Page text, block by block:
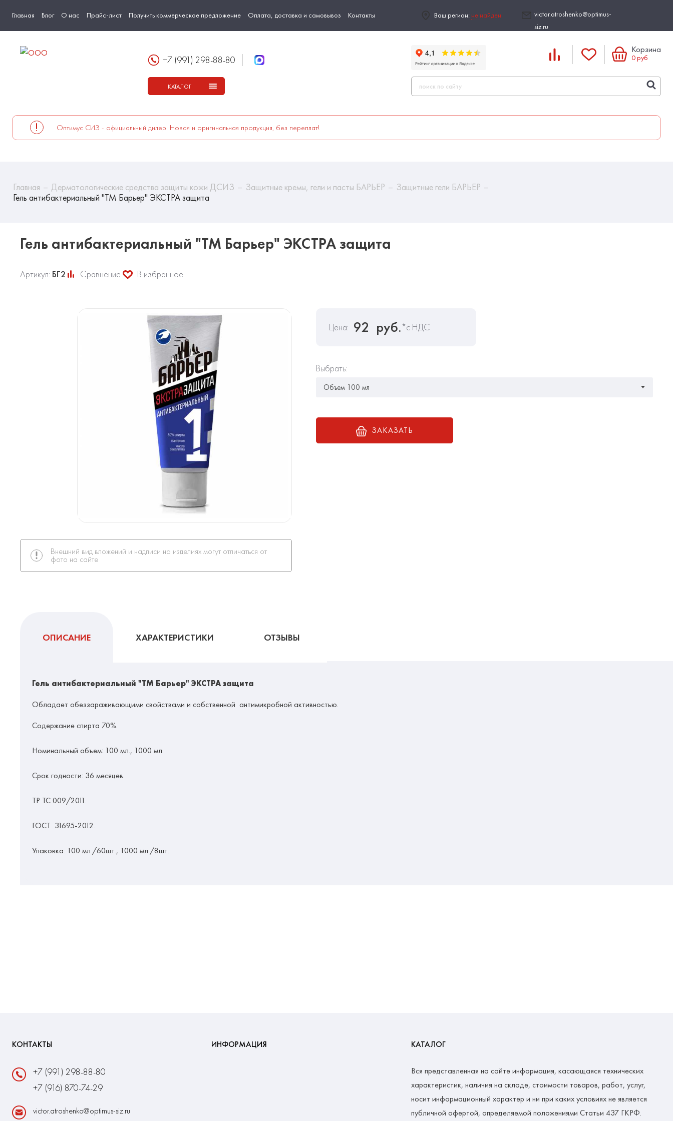
Главная Блог О нас Прайс-лист Получить коммерческое предложение Оплата, доставка и самовывоз Контакты Ваш регион: не найден
victor.atroshenko@optimus-
siz.ru
+7 (991) 298-88-80
КАТАЛОГ
Корзина
0руб
Оптимус СИЗ - официальный дилер. Новая и оригинальная продукция, без переплат!
Главная Дерматологические средства защиты кожи ДСИЗ Защитные кремы, гели и пасты БАРЬЕР
Защитные гели БАРЬЕР
Гель антибактериальный "ТМ Барьер" ЭКСТРА защита
Гель антибактериальный "ТМ Барьер" ЭКСТРА защита
Артикул: БГ2 Сравнение В избранное
Внешний вид вложений и надписи на изделиях могут отличаться от
фото на сайте
Цена: 92 руб.*с НДС
Выбрать:
ЗАКАЗАТЬ
ОПИСАНИЕ ХАРАКТЕРИСТИКИ ОТЗЫВЫ
Гель антибактериальный "ТМ Барьер" ЭКСТРА защита
Обладает обеззараживающими свойствами и собственной антимикробной активностью.
Содержание спирта 70%.
Номинальный объем: 100 мл., 1000 мл.
Срок годности: 36 месяцев.
ТР ТС 009/2011.
ГОСТ 31695-2012.
Упаковка: 100 мл./60шт., 1000 мл./8шт.
КОНТАКТЫ
+7 (991) 298-88-80
+7 (916) 870-74-29
victor.atroshenko@optimus-siz.ru
ИНФОРМАЦИЯ КАТАЛОГ
Вся представленная на сайте информация, касающаяся технических
характеристик, наличия на складе, стоимости товаров, работ, услуг,
носит информационный характер и ни при каких условиях не является
публичной офертой, определяемой положениями Статьи 437 ГКРФ.